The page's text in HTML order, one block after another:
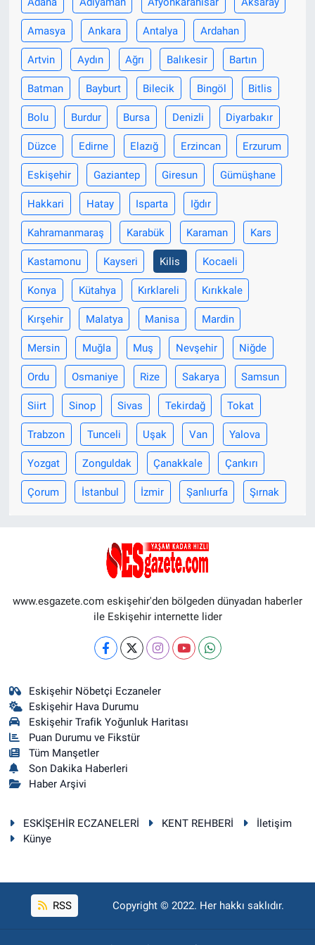
Amasya Ankara Antalya Ardahan
Artvin Aydın Ağrı Balıkesir Bartın
Batman Bayburt Bilecik Bingöl Bitlis
Bolu Burdur Bursa Denizli Diyarbakır
Düzce Edirne Elazığ Erzincan Erzurum
Eskişehir Gaziantep Giresun Gümüşhane
Hakkari Hatay Isparta Iğdır
Kahramanmaraş Karabük Karaman Kars
Kastamonu Kayseri Kilis Kocaeli
Konya Kütahya Kırklareli Kırıkkale
Kırşehir Malatya Manisa Mardin
Mersin Muğla Muş Nevşehir Niğde
Ordu Osmaniye Rize Sakarya Samsun
Siirt Sinop Sivas Tekirdağ Tokat
Trabzon Tunceli Uşak Van Yalova
Yozgat Zonguldak Çanakkale Çankırı
Çorum İstanbul İzmir Şanlıurfa Şırnak
www.esgazete.com eskişehir'den bölgeden dünyadan haberler
ile Eskişehir internette lider
Eskişehir Nöbetçi Eczaneler
Eskişehir Hava Durumu
Eskişehir Trafik Yoğunluk Haritası
Puan Durumu ve Fikstür
Tüm Manşetler
Son Dakika Haberleri
Haber Arşivi
ESKİŞEHİR ECZANELERİ KENT REHBERİ
İletişim
Künye
RSS Copyright © 2022. Her hakkı saklıdır.